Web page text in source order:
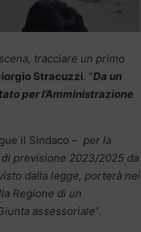
tracciare un primo
Stracuzzi. “Da un
per l’Amministrazione
il Sindaco – per la
previsione 2023/2025 da
dalla legge, porterà nei
Regione di un
assessoriale”.